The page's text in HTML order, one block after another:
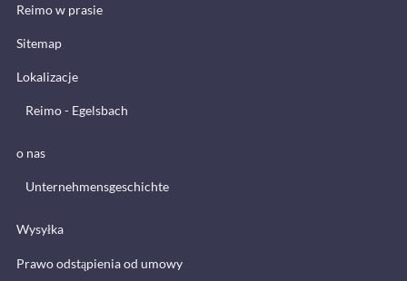
Reimo w prasie
Sitemap
Lokalizacje
Reimo - Egelsbach
o nas
Unternehmensgeschichte
Wysyłka
Prawo odstąpienia od umowy